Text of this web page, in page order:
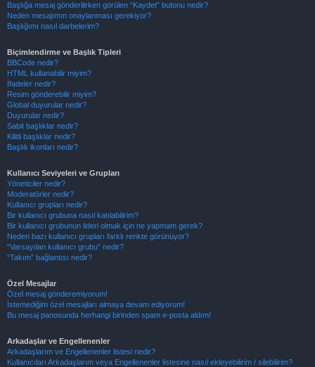
Başlığa mesaj gönderilirken görülen “Kaydet” butonu nedir?
Neden mesajımın onaylanması gerekiyor?
Başlığımı nasıl darbelerim?
Biçimlendirme ve Başlık Tipleri
BBCode nedir?
HTML kullanabilir miyim?
İfadeler nedir?
Resim gönderebilir miyim?
Global duyurular nedir?
Duyurular nedir?
Sabit başlıklar nedir?
Kilitli başlıklar nedir?
Başlık ikonları nedir?
Kullanıcı Seviyeleri ve Grupları
Yöneticiler nedir?
Moderatörler nedir?
Kullanıcı grupları nedir?
Bir kullanıcı grubuna nasıl katılabilirim?
Bir kullanıcı grubunun lideri olmak için ne yapmam gerek?
Neden bazı kullanıcı grupları farklı renkte görünüyor?
“Varsayılan kullanıcı grubu” nedir?
“Takım” bağlantısı nedir?
Özel Mesajlar
Özel mesaj gönderemiyorum!
İstemediğim özel mesajları almaya devam ediyorum!
Bu mesaj panosunda herhangi birinden spam e-posta aldım!
Arkadaşlar ve Engellenenler
Arkadaşlarım ve Engellenenler listesi nedir?
Kullanıcıları Arkadaşlarım veya Engellenenler listesine nasıl ekleyebilirim / silebilirim?